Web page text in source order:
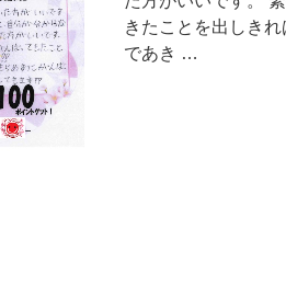
きたことを出しき
であき …